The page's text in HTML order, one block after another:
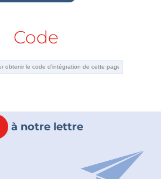
Code
à notre lettre